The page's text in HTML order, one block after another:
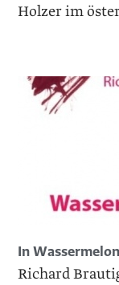
Holzer im
In
Richard